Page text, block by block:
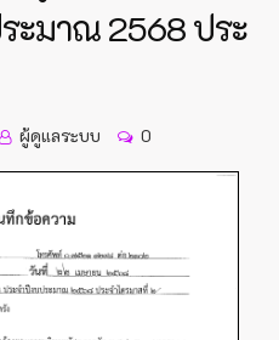
ะมาณ 2568 ประ
ผู้ดูแลระบบ 0